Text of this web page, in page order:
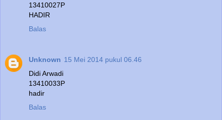
13410027P
HADIR
Balas
Unknown 15 Mei 2014 pukul 06.46
Didi Arwadi
13410033P
hadir
Balas